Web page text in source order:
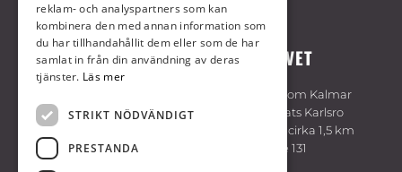
VÄLKOMMEN TILL KALMARTRAVET
Travbanan är belägen cirka 7 km sydväst om Kalmar
centrum. Följ skyltning på E22 vid trafikplats Karlsro
söder om Kalmar. Flygplatsen är belägen cirka 1,5 km
från travbanan. Bussförbindelse med linje 131
reklam- och analyspartners som kan
kombinera den med annan information som
du har tillhandahållit dem eller som de har
samlat in från din användning av deras
tjänster. Läs mer
STRIKT NÖDVÄNDIGT
PRESTANDA